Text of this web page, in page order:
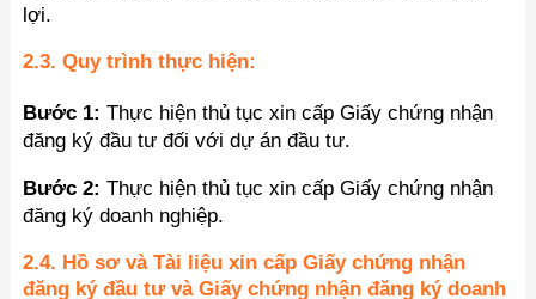
lợi.
2.3. Quy trình thực hiện:
Bước 1: Thực hiện thủ tục xin cấp Giấy chứng nhận
đăng ký đầu tư đối với dự án đầu tư.
Bước 2: Thực hiện thủ tục xin cấp Giấy chứng nhận
đăng ký doanh nghiệp.
2.4. Hồ sơ và Tài liệu xin cấp Giấy chứng nhận
đăng ký đầu tư và Giấy chứng nhận đăng ký doanh